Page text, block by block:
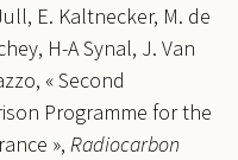
E. Kaltnecker, M. de
H-A Synal, J. Van
« Second
Programme for the
», Radiocarbon